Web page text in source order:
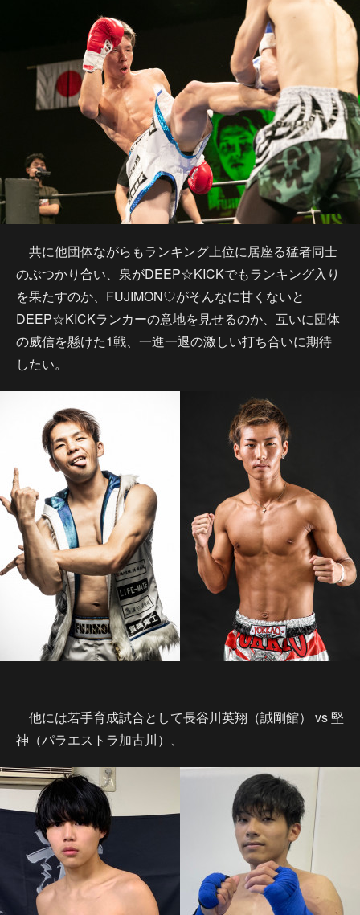
共に他団体ながらもランキング上位に居座る猛者同士
のぶつかり合い、泉がDEEP☆KICKでもランキング入り
を果たすのか、FUJIMON♡がそんなに甘くないと
DEEP☆KICKランカーの意地を見せるのか、互いに団体
の威信を懸けた1戦、一進一退の激しい打ち合いに期待
したい。
他には若手育成試合として長谷川英翔（誠剛館） vs 堅
神（パラエストラ加古川）、